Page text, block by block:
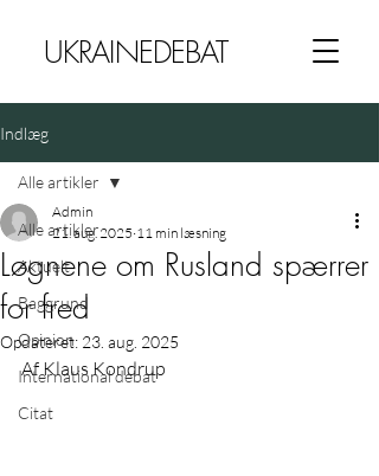
UKRAINEDEBAT
Indlæg
Alle artikler
Aktuelt
Baggrund
Opinion
International debat
Citat
Alle artikler
Løgnene om Rusland spærrer
for fred
Admin
21. aug. 2025 11 min læsning
Opdateret: 23. aug. 2025
Af Klaus Kondrup